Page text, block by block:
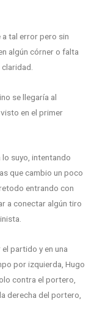
tal error pero sin
algún córner o falta
se llegaría al
en el primer
lo suyo, intentando
que cambio un poco
entrando con
a conectar algún tiro
partido y en una
por izquierda, Hugo
contra el portero,
derecha del portero,